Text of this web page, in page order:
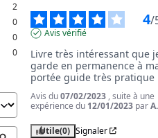
2
0
0
0
4/
Avis vérifié
Livre très intéressant que
garde en permanence à
portée guide très pratique
Avis du07/02/2023 , suite à une
expérience du 12/01/2023 par
Utile(0) Signaler